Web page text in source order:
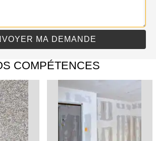
COMPÉTENCES